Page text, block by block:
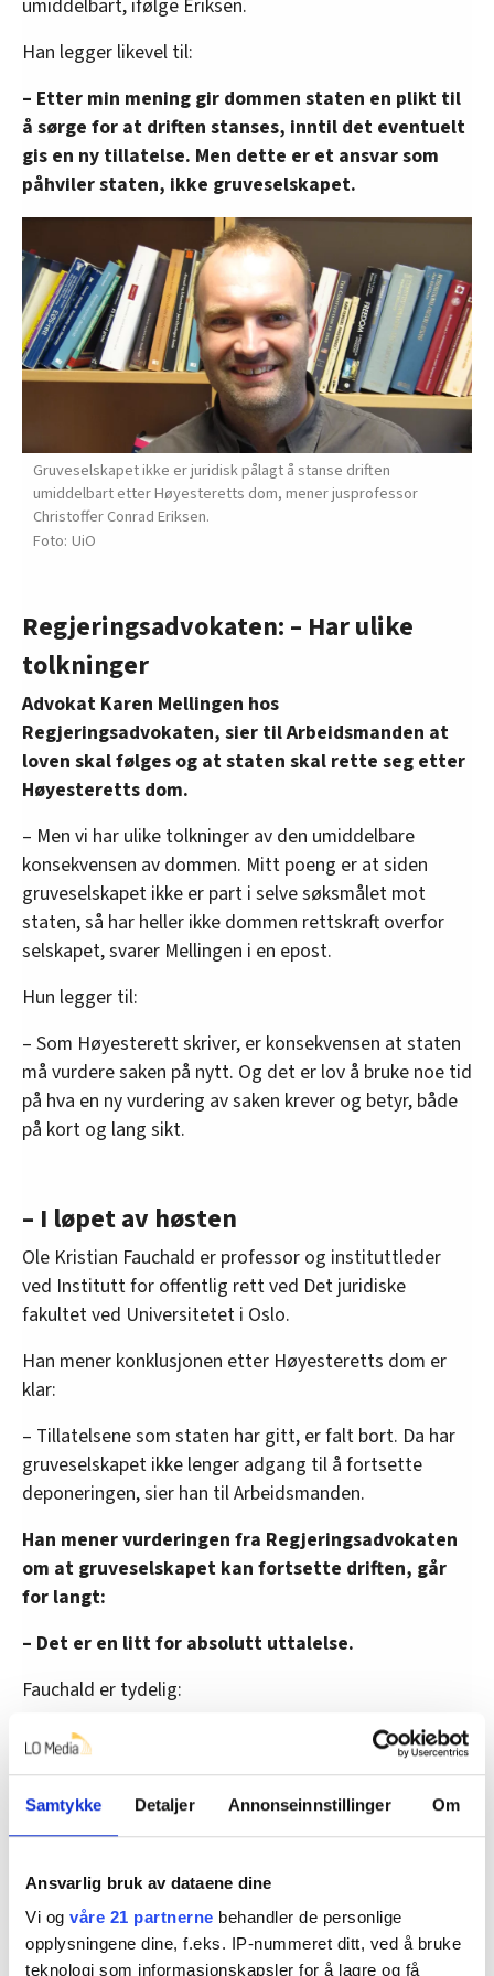
Samtykke Detaljer Annonseinnstillinger Om
Ansvarlig bruk av dataene dine
Vi og våre 21 partnerne behandler de personlige
opplysningene dine, f.eks. IP-nummeret ditt, ved å bruke
teknologi som informasjonskapsler for å lagre og få
umiddelbart, ifølge Eriksen.
Han legger likevel til:
– Etter min mening gir dommen staten en plikt til
å sørge for at driften stanses, inntil det eventuelt
gis en ny tillatelse. Men dette er et ansvar som
påhviler staten, ikke gruveselskapet.
Gruveselskapet ikke er juridisk pålagt å stanse driften
umiddelbart etter Høyesteretts dom, mener jusprofessor
Christoffer Conrad Eriksen.
UiO
Regjeringsadvokaten: – Har ulike
tolkninger
Advokat Karen Mellingen hos
Regjeringsadvokaten, sier til Arbeidsmanden at
loven skal følges og at staten skal rette seg etter
Høyesteretts dom.
– Men vi har ulike tolkninger av den umiddelbare
konsekvensen av dommen. Mitt poeng er at siden
gruveselskapet ikke er part i selve søksmålet mot
staten, så har heller ikke dommen rettskraft overfor
selskapet, svarer Mellingen i en epost.
Hun legger til:
– Som Høyesterett skriver, er konsekvensen at staten
må vurdere saken på nytt. Og det er lov å bruke noe tid
på hva en ny vurdering av saken krever og betyr, både
på kort og lang sikt.
– I løpet av høsten
Ole Kristian Fauchald er professor og instituttleder
ved Institutt for offentlig rett ved Det juridiske
fakultet ved Universitetet i Oslo.
Han mener konklusjonen etter Høyesteretts dom er
klar:
– Tillatelsene som staten har gitt, er falt bort. Da har
gruveselskapet ikke lenger adgang til å fortsette
deponeringen, sier han til Arbeidsmanden.
Han mener vurderingen fra Regjeringsadvokaten
om at gruveselskapet kan fortsette driften, går
for langt:
– Det er en litt for absolutt uttalelse.
Fauchald er tydelig:
– Gruveselskapet må så snart det er operasjonelt
mulig, slutte med deponeringen.
Han peker likevel på at Høyesterett åpner for at staten
kan behandle spørsmålet på nytt.
– Så det er ikke sikkert at stansen i deponering blir så
lang.
Fauchald understreker: